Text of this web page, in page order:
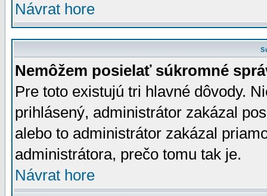
Návrat hore
Nemôžem posielať súkromné
Pre toto existujú tri hlavné dôvody.
prihlásený, administrátor zakázal
alebo to administrátor zakázal
administrátora, prečo tomu tak je.
Návrat hore